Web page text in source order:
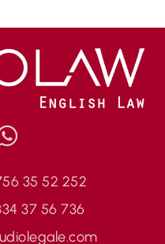
35 52 252
37 56 736